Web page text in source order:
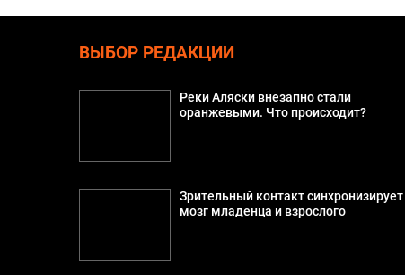
ВЫБОР РЕДАКЦИИ
Реки Аляски внезапно стали
оранжевыми. Что происходит?
Зрительный контакт синхронизирует
мозг младенца и взрослого